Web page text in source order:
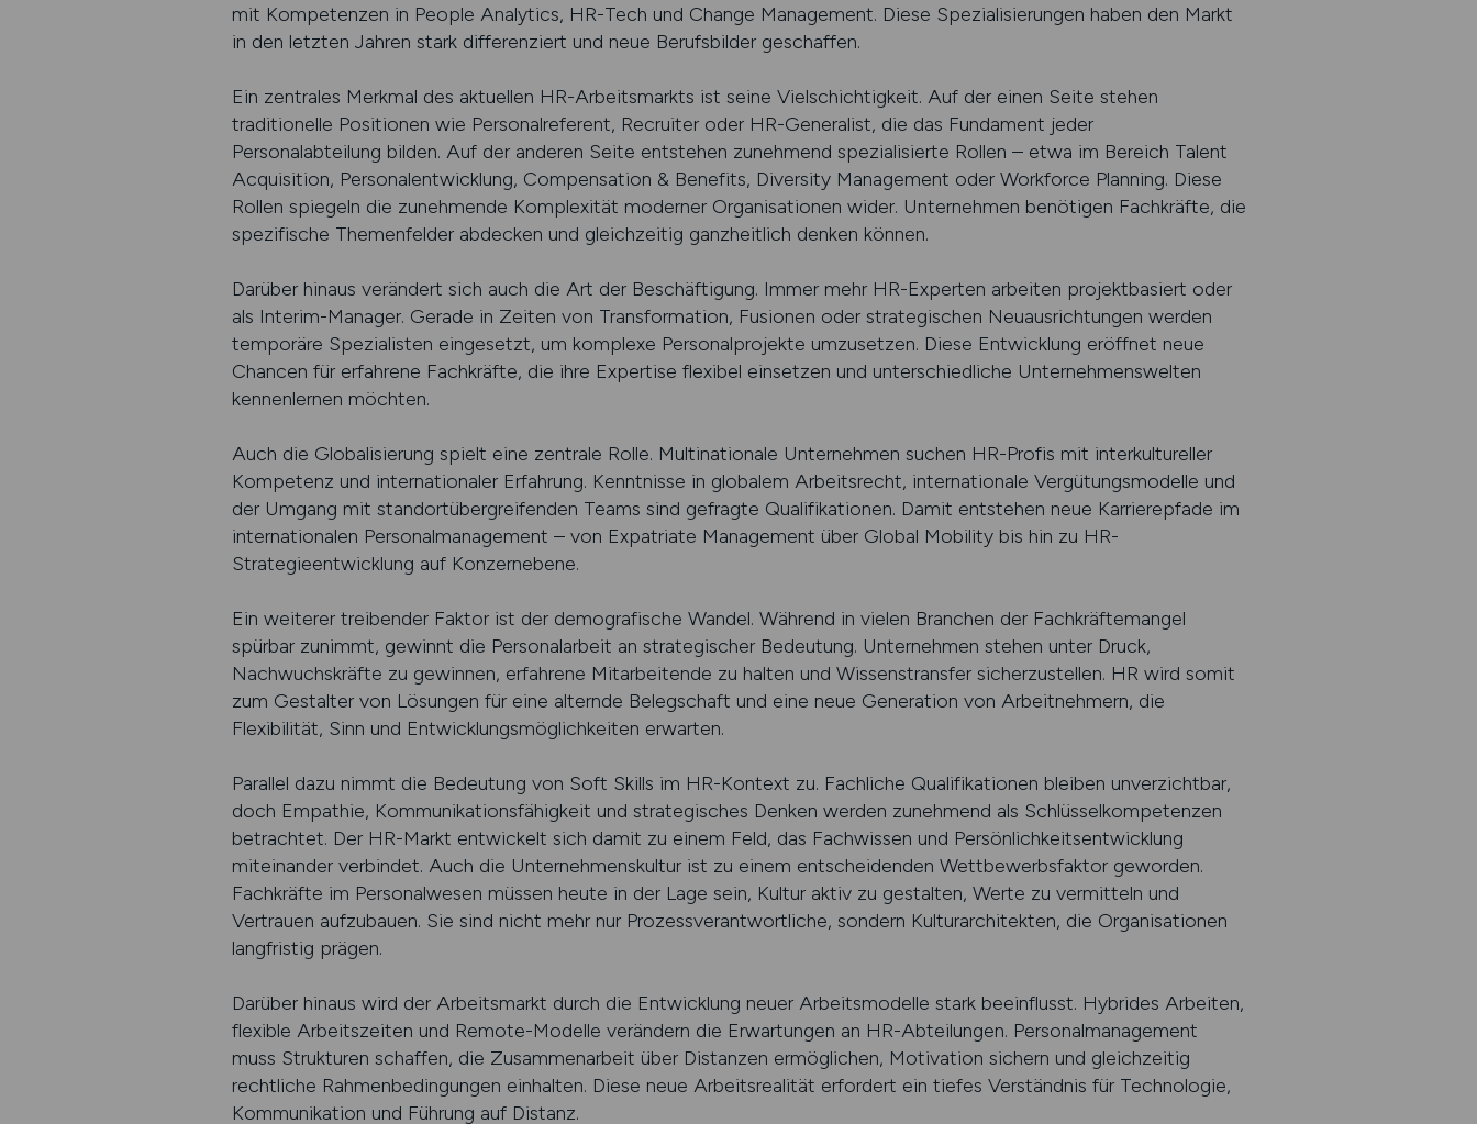
mit Kompetenzen in People Analytics, HR-Tech und Change Management. Diese Spezialisierungen haben den Markt
in den letzten Jahren stark differenziert und neue Berufsbilder geschaffen.
Ein zentrales Merkmal des aktuellen HR-Arbeitsmarkts ist seine Vielschichtigkeit. Auf der einen Seite stehen
traditionelle Positionen wie Personalreferent, Recruiter oder HR-Generalist, die das Fundament jeder
Personalabteilung bilden. Auf der anderen Seite entstehen zunehmend spezialisierte Rollen – etwa im Bereich Talent
Acquisition, Personalentwicklung, Compensation & Benefits, Diversity Management oder Workforce Planning. Diese
Rollen spiegeln die zunehmende Komplexität moderner Organisationen wider. Unternehmen benötigen Fachkräfte, die
spezifische Themenfelder abdecken und gleichzeitig ganzheitlich denken können.
Darüber hinaus verändert sich auch die Art der Beschäftigung. Immer mehr HR-Experten arbeiten projektbasiert oder
als Interim-Manager. Gerade in Zeiten von Transformation, Fusionen oder strategischen Neuausrichtungen werden
temporäre Spezialisten eingesetzt, um komplexe Personalprojekte umzusetzen. Diese Entwicklung eröffnet neue
Chancen für erfahrene Fachkräfte, die ihre Expertise flexibel einsetzen und unterschiedliche Unternehmenswelten
kennenlernen möchten.
Auch die Globalisierung spielt eine zentrale Rolle. Multinationale Unternehmen suchen HR-Profis mit interkultureller
Kompetenz und internationaler Erfahrung. Kenntnisse in globalem Arbeitsrecht, internationale Vergütungsmodelle und
der Umgang mit standortübergreifenden Teams sind gefragte Qualifikationen. Damit entstehen neue Karrierepfade im
internationalen Personalmanagement – von Expatriate Management über Global Mobility bis hin zu HR-
Strategieentwicklung auf Konzernebene.
Ein weiterer treibender Faktor ist der demografische Wandel. Während in vielen Branchen der Fachkräftemangel
spürbar zunimmt, gewinnt die Personalarbeit an strategischer Bedeutung. Unternehmen stehen unter Druck,
Nachwuchskräfte zu gewinnen, erfahrene Mitarbeitende zu halten und Wissenstransfer sicherzustellen. HR wird somit
zum Gestalter von Lösungen für eine alternde Belegschaft und eine neue Generation von Arbeitnehmern, die
Flexibilität, Sinn und Entwicklungsmöglichkeiten erwarten.
Parallel dazu nimmt die Bedeutung von Soft Skills im HR-Kontext zu. Fachliche Qualifikationen bleiben unverzichtbar,
doch Empathie, Kommunikationsfähigkeit und strategisches Denken werden zunehmend als Schlüsselkompetenzen
betrachtet. Der HR-Markt entwickelt sich damit zu einem Feld, das Fachwissen und Persönlichkeitsentwicklung
miteinander verbindet. Auch die Unternehmenskultur ist zu einem entscheidenden Wettbewerbsfaktor geworden.
Fachkräfte im Personalwesen müssen heute in der Lage sein, Kultur aktiv zu gestalten, Werte zu vermitteln und
Vertrauen aufzubauen. Sie sind nicht mehr nur Prozessverantwortliche, sondern Kulturarchitekten, die Organisationen
langfristig prägen.
Darüber hinaus wird der Arbeitsmarkt durch die Entwicklung neuer Arbeitsmodelle stark beeinflusst. Hybrides Arbeiten,
flexible Arbeitszeiten und Remote-Modelle verändern die Erwartungen an HR-Abteilungen. Personalmanagement
muss Strukturen schaffen, die Zusammenarbeit über Distanzen ermöglichen, Motivation sichern und gleichzeitig
rechtliche Rahmenbedingungen einhalten. Diese neue Arbeitsrealität erfordert ein tiefes Verständnis für Technologie,
Kommunikation und Führung auf Distanz.